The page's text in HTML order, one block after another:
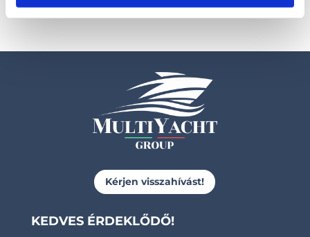
Kérjen visszahívást!
KEDVES ÉRDEKLŐDŐ!